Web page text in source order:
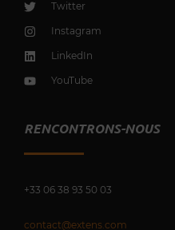
Twitter
Instagram
LinkedIn
YouTube
RENCONTRONS-NOUS
+33 06 38 93 50 03
contact@extens.com